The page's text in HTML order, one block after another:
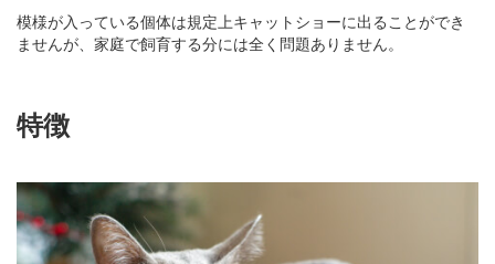
模様が入っている個体は規定上キャットショーに出ることができ
ませんが、家庭で飼育する分には全く問題ありません。
特徴